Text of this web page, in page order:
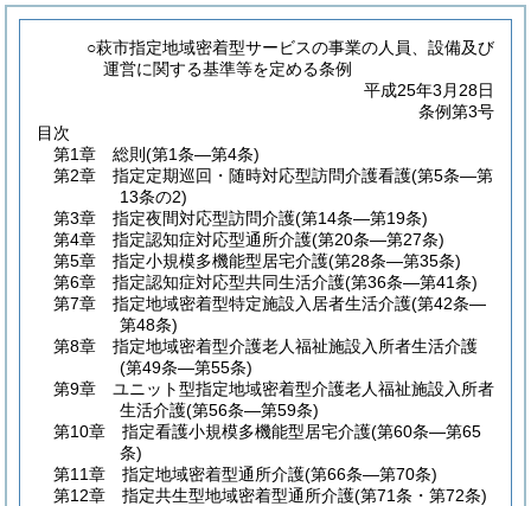
○萩市指定地域密着型サービスの事業の人員、設備及び
運営に関する基準等を定める条例
平成25年3月28日
条例第3号
目次
第1章
総則 (第1条―第4条)
第2章
指定定期巡回・随時対応型訪問介護看護(第5条―第
13条の2)
第3章
指定夜間対応型訪問介護(第14条―第19条)
第4章
指定認知症対応型通所介護(第20条―第27条)
第5章
指定小規模多機能型居宅介護(第28条―第35条)
第6章
指定認知症対応型共同生活介護(第36条―第41条)
第7章
指定地域密着型特定施設入居者生活介護(第42条―
第48条)
第8章
指定地域密着型介護老人福祉施設入所者生活介護
(第49条―第55条)
第9章
ユニット型指定地域密着型介護老人福祉施設入所者
生活介護(第56条―第59条)
第10章
指定看護小規模多機能型居宅介護(第60条―第65
条)
第11章
指定地域密着型通所介護(第66条―第70条)
第12章
指定共生型地域密着型通所介護(第71条・第72条)